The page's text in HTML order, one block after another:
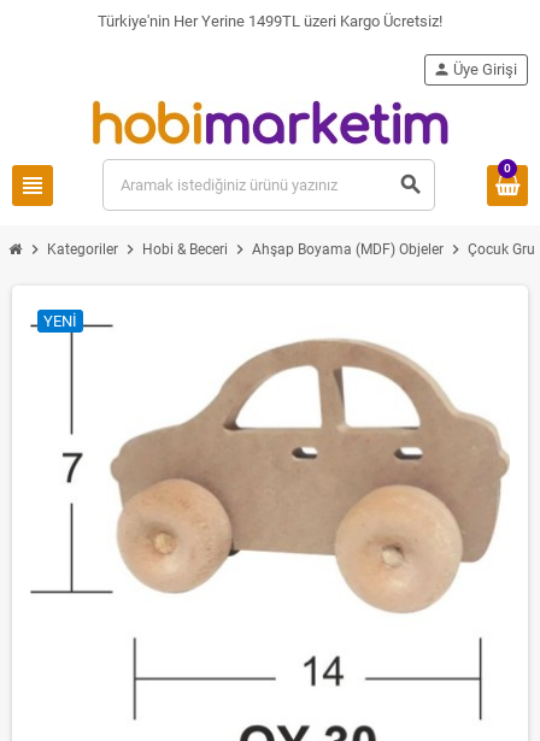
Türkiye'nin Her Yerine 1499TL üzeri Kargo Ücretsiz!
view_headline search
person Üye Girişi
0
chevron_right Kategoriler chevron_right Hobi & Beceri chevron_right Ahşap Boyama (MDF) Objeler chevron_right Çocuk
YENI